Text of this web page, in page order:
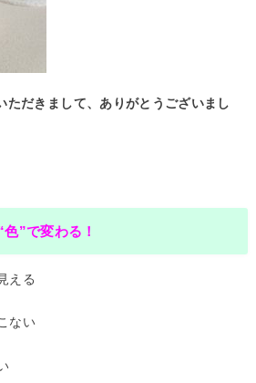
ただきまして、ありがとうございまし
”で変わる！
える
ない